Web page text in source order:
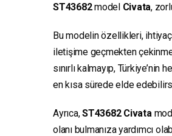
ST43682model Civata,
Bu modelin özellikleri,
iletişime geçmekten
sınırlı kalmayıp,
en kısa sürede elde
Ayrıca,ST43682 Civata
olanı bulmanıza yardımcı